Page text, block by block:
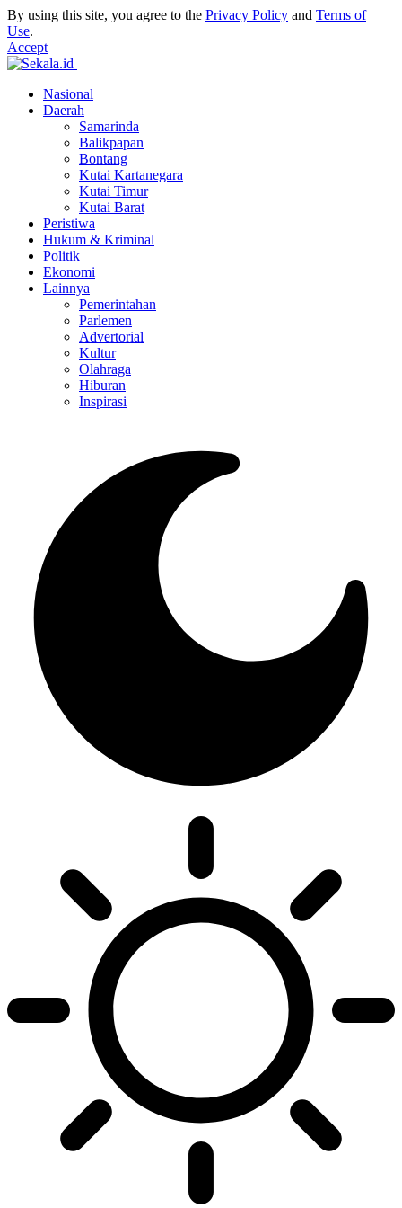
By using this site, you agree to the Privacy Policy and Terms of
Use.
Accept
Nasional
Daerah
Samarinda
Balikpapan
Bontang
Kutai Kartanegara
Kutai Timur
Kutai Barat
Peristiwa
Hukum & Kriminal
Politik
Ekonomi
Lainnya
Pemerintahan
Parlemen
Advertorial
Kultur
Olahraga
Hiburan
Inspirasi